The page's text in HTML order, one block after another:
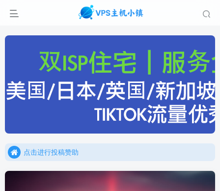
点击加入官方TG频道/聊天群
点击进行投稿赞助
点击加入官方TG频道/聊天群